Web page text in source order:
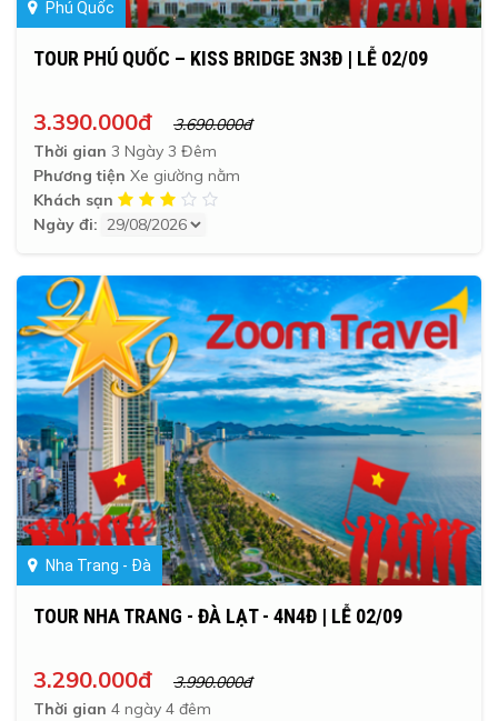
Phú Quốc
TOUR PHÚ QUỐC – KISS BRIDGE 3N3Đ | LỄ 02/09
3.390.000đ
3.690.000đ
Thời gian 3 Ngày 3 Đêm
Phương tiện Xe giường nằm
Khách sạn
Ngày đi:
Nha Trang - Đà
TOUR NHA TRANG - ĐÀ LẠT - 4N4Đ | LỄ 02/09
3.290.000đ
3.990.000đ
Thời gian 4 ngày 4 đêm